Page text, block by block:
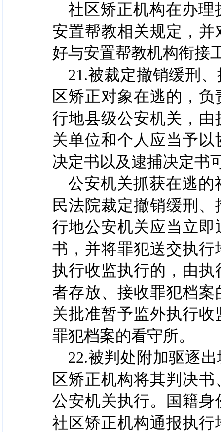
社区矫正机构在办
安置帮教相关规定，
好与安置帮教机构衔接
21.被裁定撤销缓刑
区矫正对象在逃的，
行地县级公安机关，
关单位和个人应当予
决定书以及逮捕决定书
公安机关抓获在逃
民法院裁定撤销缓刑
行地公安机关应当立
书，并将罪犯送交执
执行收监执行的，由
者存放、接收罪犯档
关批准暂予监外执行
罪犯档案的看守所。
22.被判处附加驱逐
区矫正机构将其判决
公安机关执行。国籍
社区矫正机构通报执